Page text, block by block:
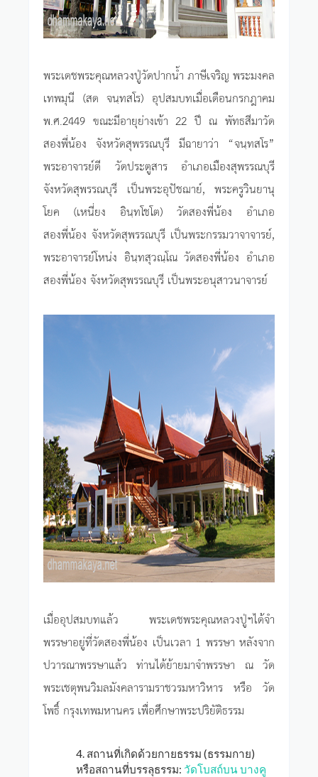
พระเดชพระคุณหลวงปู่วัดปากน้ำ ภาษีเจริญ พระมงคล
เทพมุนี (สด จนฺทสโร) อุปสมบทเมื่อเดือนกรกฎาคม
พ.ศ.2449 ขณะมีอายุย่างเข้า 22 ปี ณ พัทธสีมาวัด
สองพี่น้อง จังหวัดสุพรรณบุรี มีฉายาว่า “จนฺทสโร”
พระอาจารย์ดี วัดประตูสาร อำเภอเมืองสุพรรณบุรี
จังหวัดสุพรรณบุรี เป็นพระอุปัชฌาย์, พระครูวินยานุ
โยค (เหนี่ยง อินฺทโชโต) วัดสองพี่น้อง อำเภอ
สองพี่น้อง จังหวัดสุพรรณบุรี เป็นพระกรรมวาจาจารย์,
พระอาจารย์โหน่ง อินฺทสุวณฺโณ วัดสองพี่น้อง อำเภอ
สองพี่น้อง จังหวัดสุพรรณบุรี เป็นพระอนุสาวนาจารย์
เมื่ออุปสมบทแล้ว พระเดชพระคุณหลวงปู่ฯได้จำ
พรรษาอยู่ที่วัดสองพี่น้อง เป็นเวลา 1 พรรษา หลังจาก
ปวารณาพรรษาแล้ว ท่านได้ย้ายมาจำพรรษา ณ วัด
พระเชตุพนวิมลมังคลารามราชวรมหาวิหาร หรือ วัด
โพธิ์ กรุงเทพมหานคร เพื่อศึกษาพระปริยัติธรรม
4. สถานที่เกิดด้วยกายธรรม (ธรรมกาย)
หรือสถานที่บรรลุธรรม: วัดโบสถ์บน บางคู